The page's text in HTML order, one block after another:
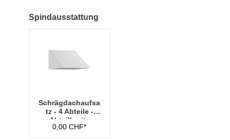
Spindausstattung
Schrägdachaufsa
tz - 4 Abteile -
Abteilbreite
300mm
0,00 CHF*